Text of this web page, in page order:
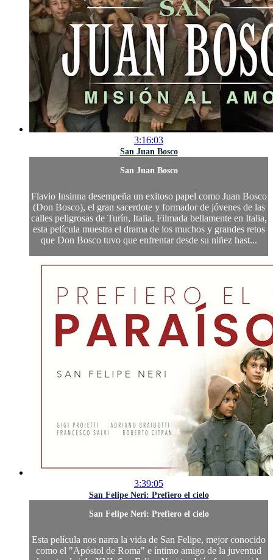
3:16:03
San Juan Bosco
San Juan Bosco
Flavio Insinna desempeña un exitoso papel como Juan Bosco
(Don Bosco), el gran sacerdote y formador de jóvenes de las
calles peligrosas de Turín, Italia. Filmada bellamente en Italia,
esta película muestra el drama de los muchos y grandes retos
que Don Bosco tuvo que enfrentar desde su niñez hast...
3:39:05
San Felipe Neri: Prefiero el cielo
San Felipe Neri: Prefiero el cielo
Esta película nos narra la vida de San Felipe, mejor conocido
como el "Apóstol de Roma" e íntimo amigo de la juventud